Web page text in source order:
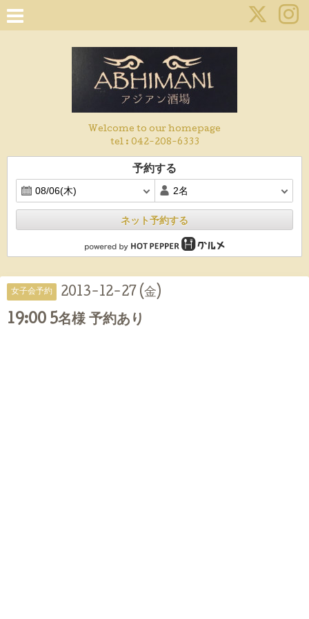
Welcome to our homepage
tel : 042-208-6333
予約する
ネット予約する
女子会予約 2013-12-27 (金)
19:00 5名様 予約あり